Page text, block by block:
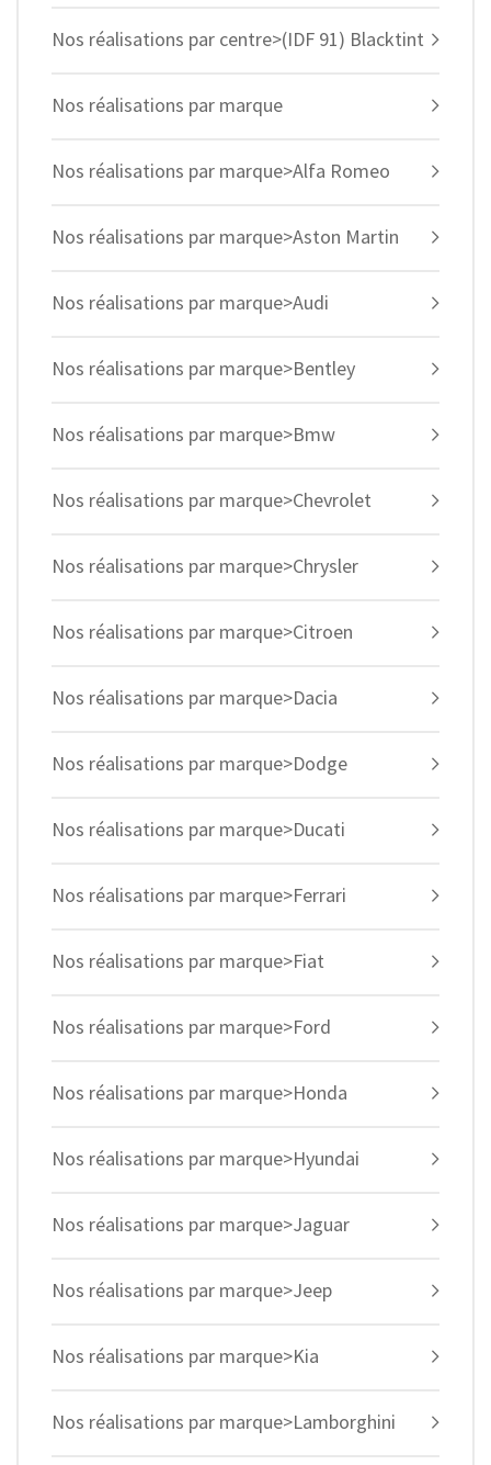
Nos réalisations par centre>(IDF 91) Blacktint
Nos réalisations par marque
Nos réalisations par marque>Alfa Romeo
Nos réalisations par marque>Aston Martin
Nos réalisations par marque>Audi
Nos réalisations par marque>Bentley
Nos réalisations par marque>Bmw
Nos réalisations par marque>Chevrolet
Nos réalisations par marque>Chrysler
Nos réalisations par marque>Citroen
Nos réalisations par marque>Dacia
Nos réalisations par marque>Dodge
Nos réalisations par marque>Ducati
Nos réalisations par marque>Ferrari
Nos réalisations par marque>Fiat
Nos réalisations par marque>Ford
Nos réalisations par marque>Honda
Nos réalisations par marque>Hyundai
Nos réalisations par marque>Jaguar
Nos réalisations par marque>Jeep
Nos réalisations par marque>Kia
Nos réalisations par marque>Lamborghini